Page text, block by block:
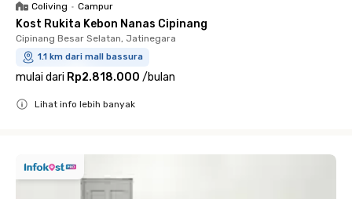
Coliving • Campur
Kost Rukita Kebon Nanas Cipinang
Cipinang Besar Selatan, Jatinegara
1.1 km dari mall bassura
mulai dari Rp2.818.000 /bulan
Lihat info lebih banyak